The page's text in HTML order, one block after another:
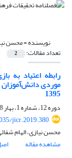
نویسنده =محسن
تعداد مقالات: 2
رابطه اعتیاد به
موردی
1395
دوره 12، شماره 1، بهار 1398، صفحه
jicr.2019.380
محسن نیازی، الهام
مشاهده مقاله